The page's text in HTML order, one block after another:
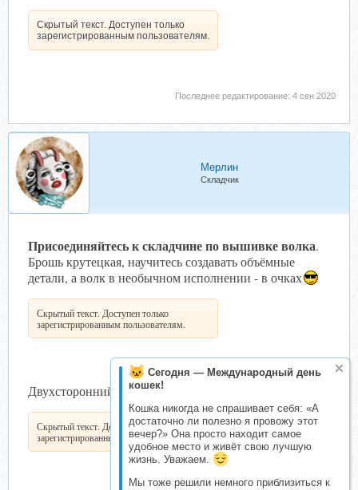
Сегодня — Международный день
кошек!
Кошка никогда не спрашивает себя: «А
достаточно ли полезно я провожу этот
вечер?» Она просто находит самое
удобное место и живёт свою лучшую
жизнь. Уважаем.
Мы тоже решили немного приблизиться к
Скрытый текст. Доступен только
зарегистрированным пользователям.
Последнее редактирование: 4 сен 2020
Мерлин
Складчик
Присоединяйтесь к складчине по вышивке волка.
Брошь крутецкая, научитесь создавать объёмные
детали, а волк в необычном исполнении - в очках
Скрытый текст. Доступен только
зарегистрированным пользователям.
Двухсторонний кулон, невероятное украшение:
Скрытый текст. Доступен только
зарегистрированным пользователям.